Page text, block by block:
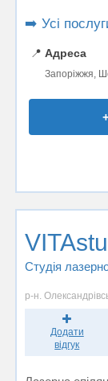
➡️ Усі
📍 Адреса
Запоріжжя,
Студія
р-н.
Додати
відгук